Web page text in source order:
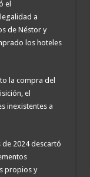
el
a
de Néstor y
los hoteles
la compra del
el
inexistentes a
2024 descartó
propios y